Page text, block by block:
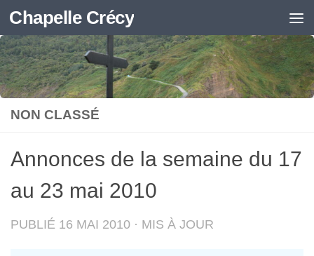
Skip to content
Chapelle Crécy
NON CLASSÉ
Annonces de la semaine du 17
au 23 mai 2010
PUBLIÉ 16 MAI 2010 · MIS À JOUR